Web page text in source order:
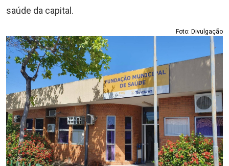
saúde da capital.
Foto: Divulgação